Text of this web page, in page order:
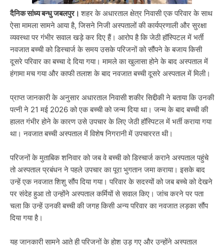
दैनिक सांध्य बन्धु जबलपुर।शहर के अधारताल क्षेत्र निवासी एक परिवार के साथ
ऐसा मामला सामने आया है, जिसने निजी अस्पतालों की कार्यप्रणाली और सुरक्षा
व्यवस्था पर गंभीर सवाल खड़े कर दिए हैं। आरोप है कि जेठी हॉस्पिटल में भर्ती
नवजात बच्ची को डिस्चार्ज के समय उसके परिजनों को सौंपने के बजाय किसी
दूसरे परिवार का बच्चा दे दिया गया। मामले का खुलासा होने के बाद अस्पताल में
हंगामा मच गया और काफी तलाश के बाद नवजात बच्ची दूसरे अस्पताल में मिली।
प्राप्त जानकारी के अनुसार अधारताल निवासी शकीर सिद्दीकी ने बताया कि उनकी
पत्नी ने 21 मई 2026 को एक बच्ची को जन्म दिया था। जन्म के बाद बच्ची की
हालत गंभीर होने के कारण उसे उपचार के लिए जेठी हॉस्पिटल में भर्ती कराया गया
था। नवजात बच्ची अस्पताल में विशेष निगरानी में उपचाररत थी।
परिजनों के मुताबिक शनिवार को जब वे बच्ची को डिस्चार्ज कराने अस्पताल पहुंचे
तो अस्पताल प्रबंधन ने पहले उपचार का पूरा भुगतान जमा कराया। इसके बाद
उन्हें एक नवजात शिशु सौंप दिया गया। परिवार के सदस्यों को जब बच्चे को देखने
पर संदेह हुआ तो उन्होंने अस्पताल कर्मियों से सवाल किए। जांच करने पर पता
चला कि उन्हें उनकी बच्ची की जगह किसी अन्य परिवार का नवजात लड़का सौंप
दिया गया है।
यह जानकारी सामने आते ही परिजनों के होश उड़ गए और उन्होंने अस्पताल